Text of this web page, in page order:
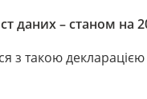
даних – станом на
з такою